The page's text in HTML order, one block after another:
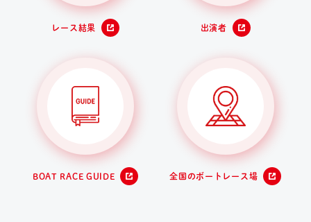
レース結果 出演者
BOAT RACE GUIDE 全国のボートレース場